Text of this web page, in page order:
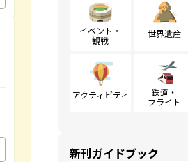
イベント・
観戦
世界遺産
アクティビティ
鉄道・
フライト
新刊ガイドブック